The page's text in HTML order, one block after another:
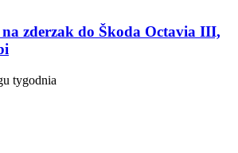
zderzak do Škoda Octavia III,
tygodnia